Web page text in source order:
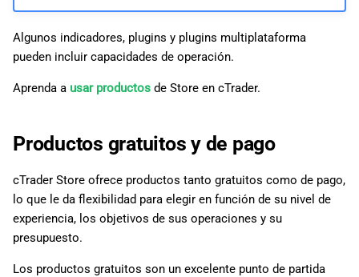
Algunos indicadores, plugins y plugins multiplataforma
pueden incluir capacidades de operación.
Aprenda a usar productos de Store en cTrader.
Productos gratuitos y de pago
cTrader Store ofrece productos tanto gratuitos como de pago,
lo que le da flexibilidad para elegir en función de su nivel de
experiencia, los objetivos de sus operaciones y su
presupuesto.
Los productos gratuitos son un excelente punto de partida